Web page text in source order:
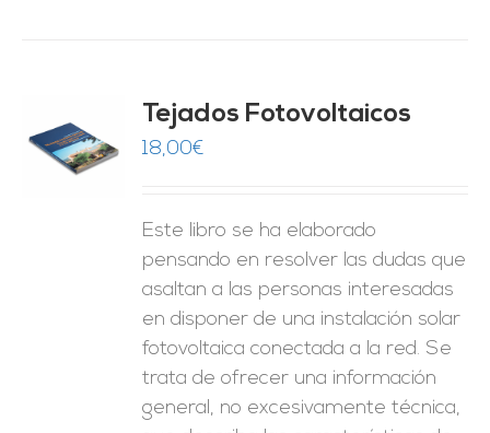
Tejados Fotovoltaicos
18,00€
Este libro se ha elaborado
pensando en resolver las dudas que
asaltan a las personas interesadas
en disponer de una instalación solar
fotovoltaica conectada a la red. Se
trata de ofrecer una información
general, no excesivamente técnica,